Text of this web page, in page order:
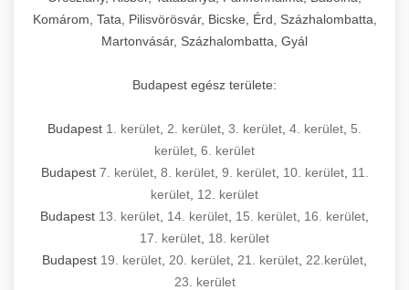
Komárom, Tata, Pilisvörösvár, Bicske, Érd, Százhalombatta,
Martonvásár, Százhalombatta, Gyál
Budapest egész területe:
Budapest 1. kerület 2. kerület 3. kerület 4. kerület 5.
kerület 6. kerület
Budapest 7. kerület, 8. kerület, 9. kerület, 10. kerület, 11.
kerület 12. kerület
Budapest 13. kerület 14. kerület 15. kerület 16. kerület
17. kerület 18. kerület
Budapest 19. kerület 20. kerület 21. kerület 22.kerület
23. kerület